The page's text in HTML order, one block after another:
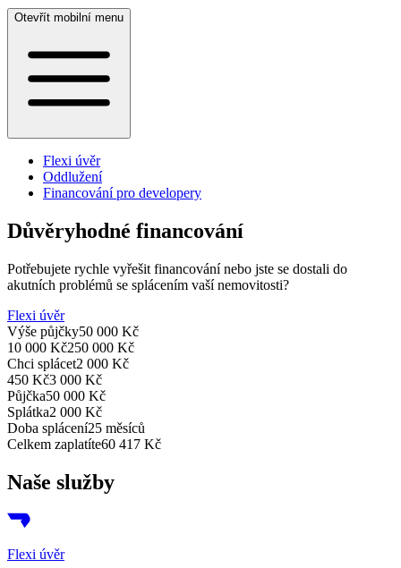
Otevřít mobilní menu
Flexi úvěr
Oddlužení
Financování pro developery
Důvěryhodné financování
Potřebujete rychle vyřešit financování nebo jste se dostali do
akutních problémů se splácením vaší nemovitosti?
Flexi úvěr
Výše půjčky50 000 Kč
10 000 Kč250 000 Kč
Chci splácet2 000 Kč
450 Kč3 000 Kč
Půjčka50 000 Kč
Splátka2 000 Kč
Doba splácení25 měsíců
Celkem zaplatíte60 417 Kč
Naše služby
Flexi úvěr